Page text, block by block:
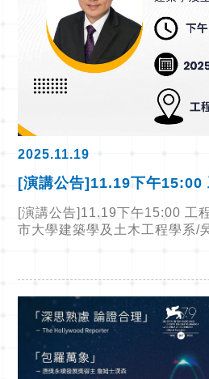
2025.11.19
[演講公告]11.19下午15:00
港城市大學建築學及土木
蒞臨演講，歡迎師生踴躍參
[演講公告]11.19下午15:00 工
市大學建築學及土木工程學系/